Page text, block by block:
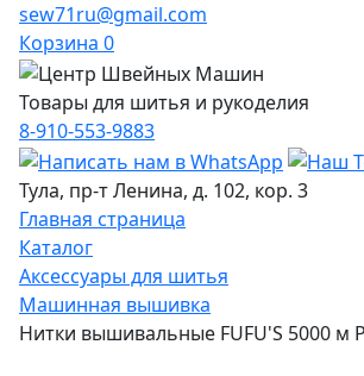
sew71ru@gmail.com
Корзина 0
Товары для шитья и рукоделия
8-910-553-9883
Тула, пр-т Ленина, д. 102, кор. 3
Главная страница
Каталог
Аксессуары для шитья
Машинная вышивка
Нитки вышивальные FUFU'S 5000 м